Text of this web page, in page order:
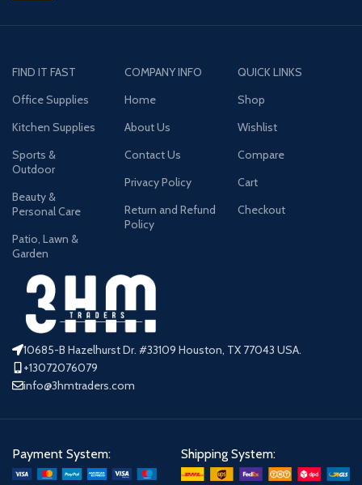
FIND IT FAST
Office Supplies
Kitchen Supplies
Sports &
Outdoor
Beauty &
Personal Care
Patio, Lawn &
Garden
COMPANY INFO
Home
About Us
Contact Us
Privacy Policy
Return and Refund
Policy
QUICK LINKS
Shop
Wishlist
Compare
Cart
Checkout
10685-B Hazelhurst Dr. #33109 Houston, TX 77043 USA.
+13072076079
info@3hmtraders.com
Payment System: Shipping System: